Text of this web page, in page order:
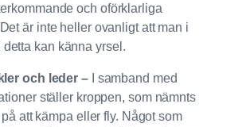
och oförklarliga
är inte heller ovanligt att man i
kan känna yrsel.
och leder –
I samband med
ställer kroppen, som nämnts
att kämpa eller fly. Något som